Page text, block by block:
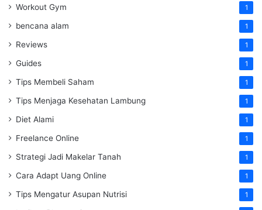
Workout Gym 1
bencana alam 1
Reviews 1
Guides 1
Tips Membeli Saham 1
Tips Menjaga Kesehatan Lambung 1
Diet Alami 1
Freelance Online 1
Strategi Jadi Makelar Tanah 1
Cara Adapt Uang Online 1
Tips Mengatur Asupan Nutrisi 1